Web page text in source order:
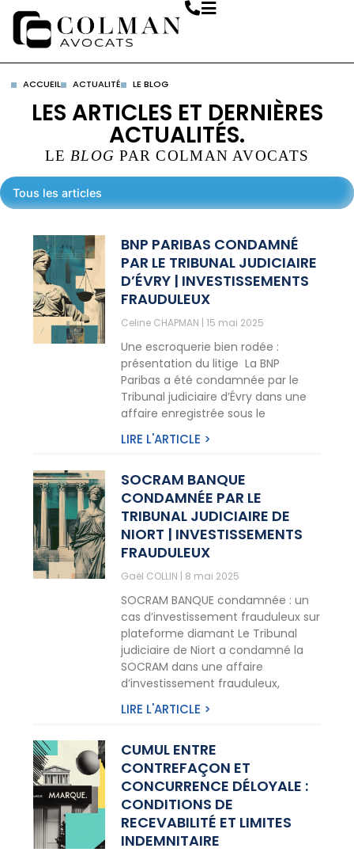
ACCUEIL ACTUALITÉ LE BLOG
LES ARTICLES ET DERNIÈRES
ACTUALITÉS.
LE BLOGPAR COLMAN AVOCATS
Tous les articles
BNP PARIBAS CONDAMNÉ
PAR LE TRIBUNAL JUDICIAIRE
D’ÉVRY | INVESTISSEMENTS
FRAUDULEUX
Celine CHAPMAN 15 mai 2025
Une escroquerie bien rodée :
présentation du litige La BNP
Paribas a été condamnée par le
Tribunal judiciaire d’Évry dans une
affaire enregistrée sous le
LIRE L'ARTICLE >
SOCRAM BANQUE
CONDAMNÉE PAR LE
TRIBUNAL JUDICIAIRE DE
NIORT | INVESTISSEMENTS
FRAUDULEUX
Gaël COLLIN 8 mai 2025
SOCRAM BANQUE condamnée : un
cas d’investissement frauduleux sur
plateforme diamant Le Tribunal
judiciaire de Niort a condamné la
SOCRAM dans une affaire
d’investissement frauduleux,
LIRE L'ARTICLE >
CUMUL ENTRE
CONTREFAÇON ET
CONCURRENCE DÉLOYALE :
CONDITIONS DE
RECEVABILITÉ ET LIMITES
INDEMNITAIRE